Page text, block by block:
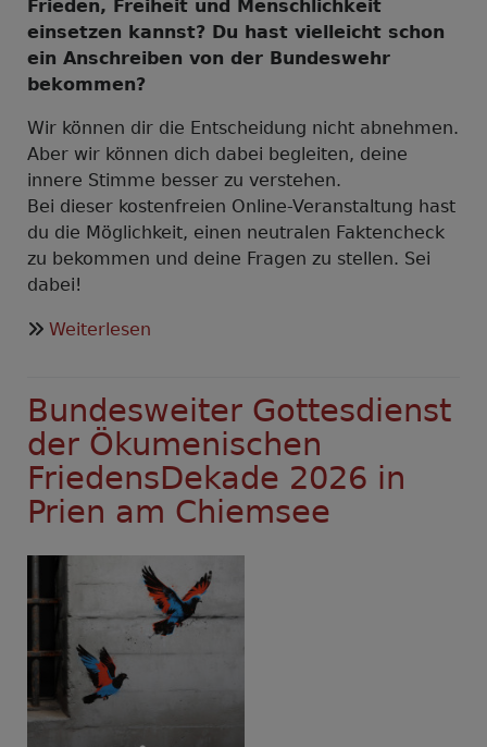
Frieden, Freiheit und Menschlichkeit
einsetzen kannst? Du hast vielleicht schon
ein Anschreiben von der Bundeswehr
bekommen?
Wir können dir die Entscheidung nicht abnehmen.
Aber wir können dich dabei begleiten, deine
innere Stimme besser zu verstehen.
Bei dieser kostenfreien Online-Veranstaltung hast
du die Möglichkeit, einen neutralen Faktencheck
zu bekommen und deine Fragen zu stellen. Sei
dabei!
Weiterlesen
Online
Faktencheck
und
Q&A
zum
Bundesweiter Gottesdienst
der Ökumenischen
FriedensDekade 2026 in
Prien am Chiemsee